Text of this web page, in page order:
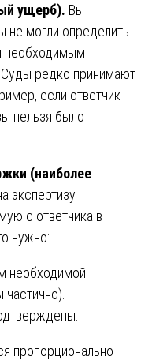
ущерб). Вы
не могли определить
необходимым
редко принимают
если ответчик
нельзя было
(наиболее
экспертизу
с ответчика в
нужно:
необходимой.
пропорционально